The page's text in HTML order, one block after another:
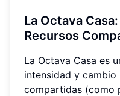
La Octava
Recursos
La Octava Casa es
intensidad y cambio
compartidas (como